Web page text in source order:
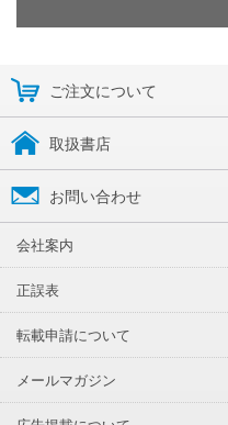
ご注文について
取扱書店
お問い合わせ
会社案内
正誤表
転載申請について
メールマガジン